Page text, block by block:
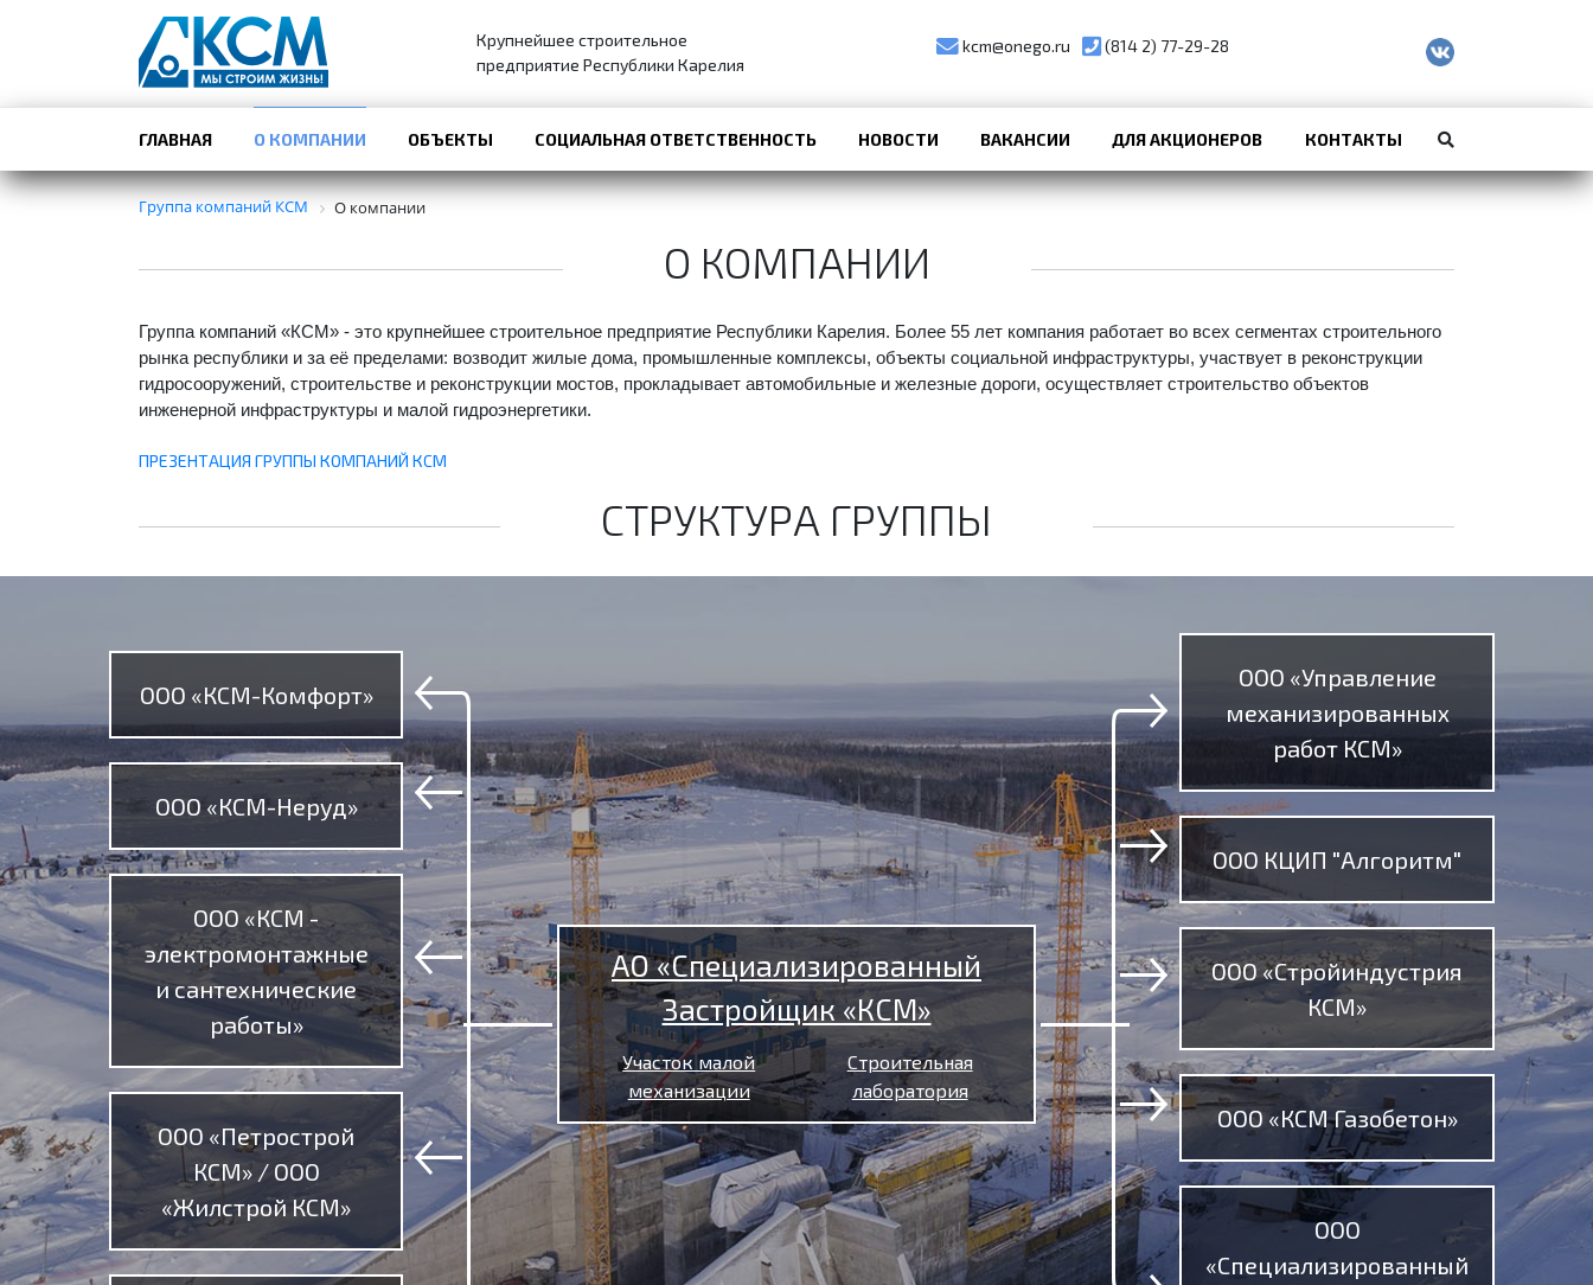
Крупнейшее строительное
предприятие Республики Карелия
kcm@onego.ru (814 2) 77-29-28
ГЛАВНАЯ О КОМПАНИИ ОБЪЕКТЫ СОЦИАЛЬНАЯ ОТВЕТСТВЕННОСТЬ НОВОСТИ ВАКАНСИИ ДЛЯ АКЦИОНЕРОВ КОНТАКТЫ
Группа компаний КСМ О компании
О КОМПАНИИ
Группа компаний «КСМ» - это крупнейшее строительное предприятие Республики Карелия. Более 55 лет компания работает во всех сегментах строительного
рынка республики и за её пределами: возводит жилые дома, промышленные комплексы, объекты социальной инфраструктуры, участвует в реконструкции
гидросооружений, строительстве и реконструкции мостов, прокладывает автомобильные и железные дороги, осуществляет строительство объектов
инженерной инфраструктуры и малой гидроэнергетики.
ПРЕЗЕНТАЦИЯ ГРУППЫ КОМПАНИЙ КСМ
СТРУКТУРА ГРУППЫ
ООО «КСМ-Комфорт»
ООО «КСМ-Неруд»
ООО «КСМ -
электромонтажные
и сантехнические
работы»
ООО «Петрострой
КСМ» / ООО
«Жилстрой КСМ»
АО «Специализированный
Застройщик «КСМ»
Участок малой
механизации
Строительная
лаборатория
ООО «Управление
механизированных
работ КСМ»
ООО КЦИП "Алгоритм"
ООО «Стройиндустрия
КСМ»
ООО «КСМ Газобетон»
ООО
«Специализированный